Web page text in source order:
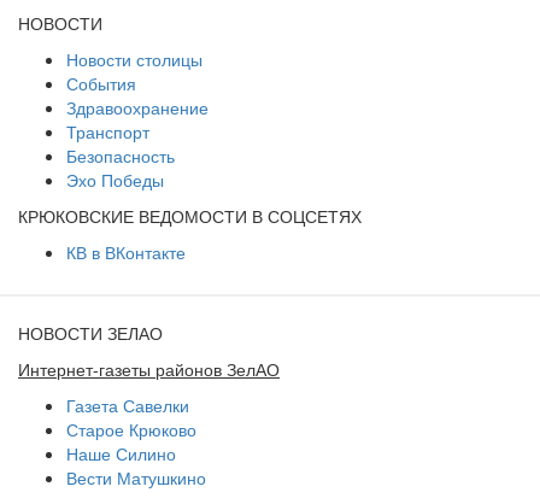
НОВОСТИ
Новости столицы
События
Здравоохранение
Транспорт
Безопасность
Эхо Победы
КРЮКОВСКИЕ ВЕДОМОСТИ В СОЦСЕТЯХ
КВ в ВКонтакте
НОВОСТИ ЗЕЛАО
Интернет-газеты районов ЗелАО
Газета Савелки
Старое Крюково
Наше Силино
Вести Матушкино